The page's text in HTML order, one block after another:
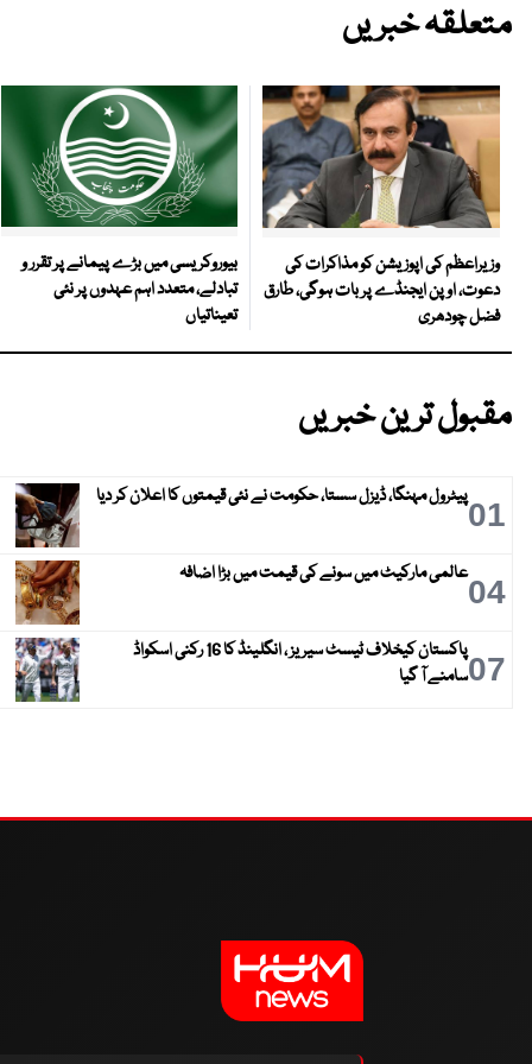
متعلقہ خبریں
وزیراعظم کی اپوزیشن کو مذاکرات کی
دعوت، اوپن ایجنڈے پر بات ہوگی، طارق
فضل چودھری
بیوروکریسی میں بڑے پیمانے پر تقرر و
تبادلے، متعدد اہم عہدوں پر نئی
تعیناتیاں
مقبول ترین خبریں
01پیٹرول مہنگا، ڈیزل سستا، حکومت نے نئی قیمتوں کا اعلان کر دیا
04عالمی مارکیٹ میں سونے کی قیمت میں بڑا اضافہ
07
پاکستان کیخلاف ٹیسٹ سیریز ، انگلینڈ کا 16 رکنی اسکواڈ
سامنے آ گیا